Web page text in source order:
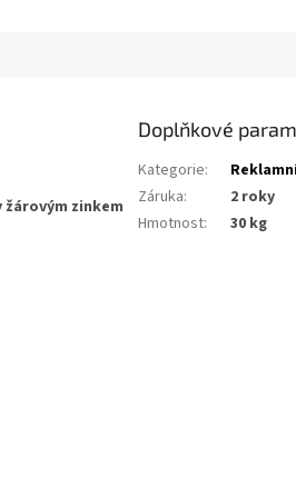
zinkem
Doplňkové
Kategorie:
Záruka:
2 roky
Hmotnost: 30 kg